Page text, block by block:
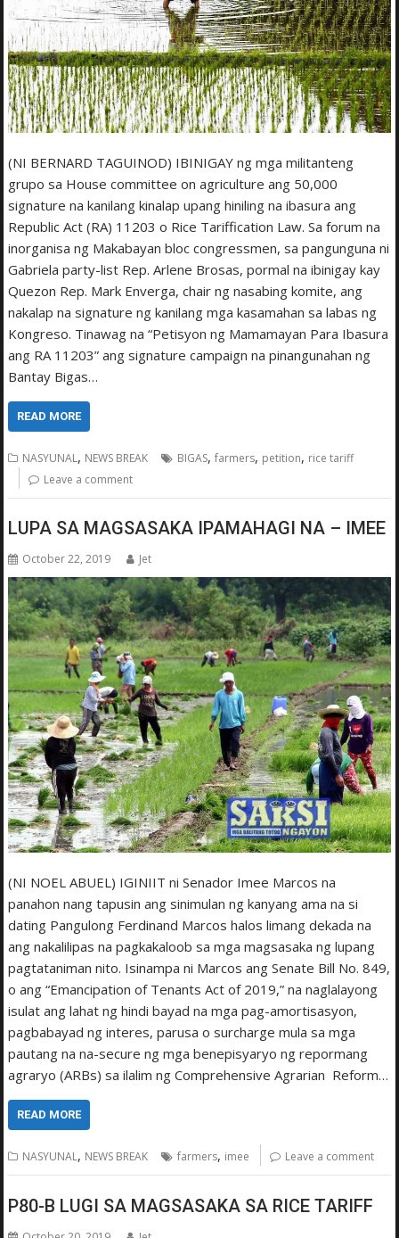
(NI BERNARD TAGUINOD) IBINIGAY ng mga militanteng
grupo sa House committee on agriculture ang 50,000
signature na kanilang kinalap upang hiniling na ibasura ang
Republic Act (RA) 11203 o Rice Tariffication Law. Sa forum na
inorganisa ng Makabayan bloc congressmen, sa pangunguna ni
Gabriela party-list Rep. Arlene Brosas, pormal na ibinigay kay
Quezon Rep. Mark Enverga, chair ng nasabing komite, ang
nakalap na signature ng kanilang mga kasamahan sa labas ng
Kongreso. Tinawag na “Petisyon ng Mamamayan Para Ibasura
ang RA 11203” ang signature campaign na pinangunahan ng
Bantay Bigas…
READ MORE
NASYUNAL, NEWS BREAK BIGAS,farmers, petition, rice tariff
Leave a comment
LUPA SA MAGSASAKA IPAMAHAGI NA – IMEE
October 22, 2019 Jet
(NI NOEL ABUEL) IGINIIT ni Senador Imee Marcos na
panahon nang tapusin ang sinimulan ng kanyang ama na si
dating Pangulong Ferdinand Marcos halos limang dekada na
ang nakalilipas na pagkakaloob sa mga magsasaka ng lupang
pagtataniman nito. Isinampa ni Marcos ang Senate Bill No. 849,
o ang “Emancipation of Tenants Act of 2019,” na naglalayong
isulat ang lahat ng hindi bayad na mga pag-amortisasyon,
pagbabayad ng interes, parusa o surcharge mula sa mga
pautang na na-secure ng mga benepisyaryo ng repormang
agraryo (ARBs) sa ilalim ng Comprehensive Agrarian Reform…
READ MORE
NASYUNAL, NEWS BREAK farmers, imee Leave a comment
P80-B LUGI SA MAGSASAKA SA RICE TARIFF